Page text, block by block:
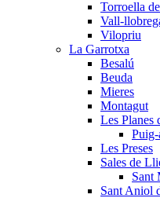
Torroella
Vall-
Vilopriu
La Garrotxa
Besalú
Beuda
Mieres
Montagut
Les Planes
Les Preses
Sales de
Sant
Sant Aniol